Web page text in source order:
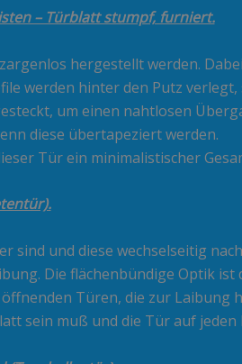
– Türblatt stumpf, furniert.
hergestellt werden.
werden hinter den Putz
um einen nahtlosen
diese übertapeziert werden.
Tür ein minimalistischer
sind und diese wechselseitig
Die flächenbündige Optik ist
Türen, die zur Laibung
sein muß und die Tür auf